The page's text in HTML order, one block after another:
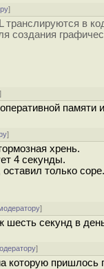
]
в
создания
]
памяти
]
хрень.
4 секунды.
только соре.
]
секунд в
]
которую пришлось